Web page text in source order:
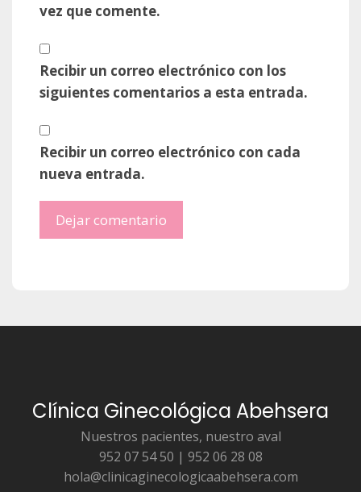
vez que comente.
Recibir un correo electrónico con los
siguientes comentarios a esta entrada.
Recibir un correo electrónico con cada
nueva entrada.
Clínica Ginecológica Abehsera
Nuestros pacientes, nuestro aval
952 07 54 50 | 952 06 28 08
hola@clinicaginecologicaabehsera.com